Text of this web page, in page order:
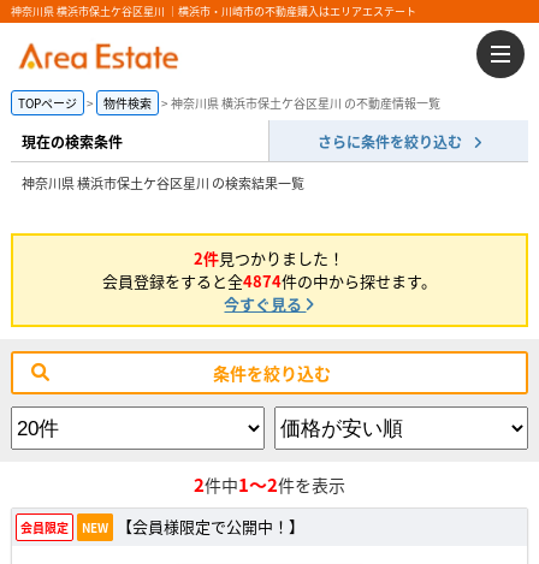
神奈川県 横浜市保土ケ谷区星川 ｜横浜市・川崎市の不動産購入はエリアエステート
TOPページ 物件検索 神奈川県 横浜市保土ケ谷区星川 の不動産情報一覧
現在の検索条件 さらに条件を絞り込む
神奈川県 横浜市保土ケ谷区星川 の検索結果一覧
2件見つかりました！
会員登録をすると全4874件の中から探せます。
今すぐ見る
条件を絞り込む
2件中1～2件を表示
会員限定 NEW 【会員様限定で公開中！】